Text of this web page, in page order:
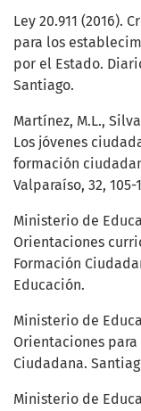
Ley 20.911 (2016).
para los
por el Estado.
Santiago.
Martínez, M.L.,
Los jóvenes
formación
Valparaíso, 32, 105-
Ministerio de
Orientaciones
Formación
Educación.
Ministerio de
Orientaciones
Ciudadana.
Ministerio de